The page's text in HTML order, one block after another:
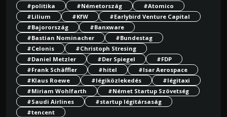
#politika #Németország
#Atomico
#Lilium
#KfW
#Earlybird Venture Capital
#Bajorország
#Banxware
#Bastian Nominacher
#Bundestag
#Celonis
#Christoph Stresing
#Daniel Metzler
#Der Spiegel
#FDP
#Frank Schäffler
#hitel
#Isar Aerospace
#Klaus Roewe
#légiközlekedés
#légitaxi
#Miriam Wohlfarth
#Német Startup Szövetség
#Saudi Airlines
#startup légitársaság
#tencent